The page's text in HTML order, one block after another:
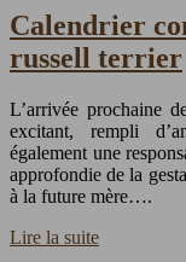
Calendrier
russell terrier
L’arrivée prochaine
excitant, rempli
également une
approfondie de la
à la future mère….
Lire la suite